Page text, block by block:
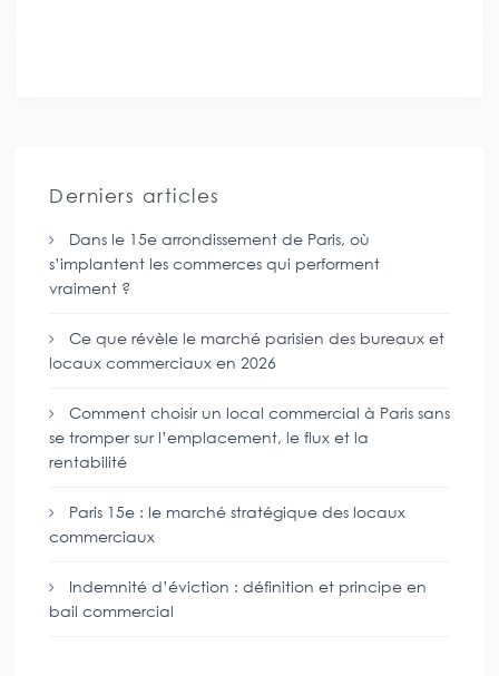
Derniers articles
Dans le 15e arrondissement de Paris, où
s’implantent les commerces qui performent
vraiment ?
Ce que révèle le marché parisien des bureaux et
locaux commerciaux en 2026
Comment choisir un local commercial à Paris sans
se tromper sur l’emplacement, le flux et la
rentabilité
Paris 15e : le marché stratégique des locaux
commerciaux
Indemnité d’éviction : définition et principe en
bail commercial